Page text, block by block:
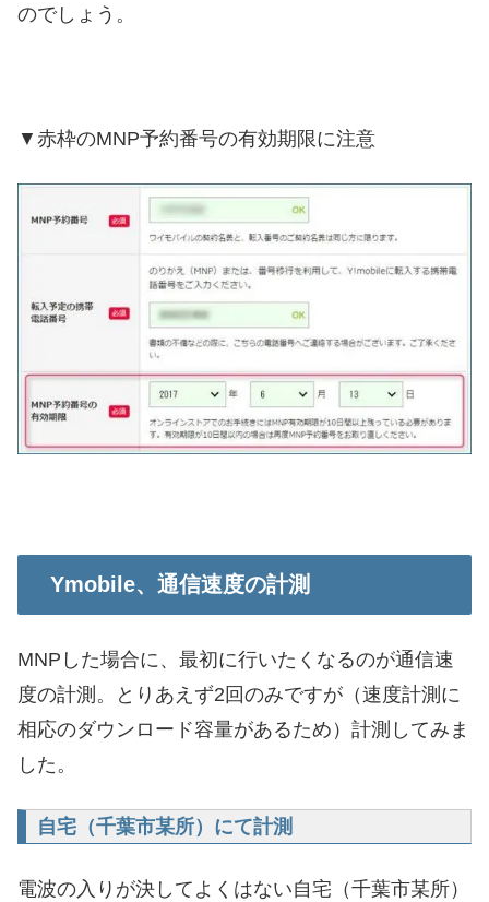
のでしょう。
▼赤枠のMNP予約番号の有効期限に注意
Ymobile、通信速度の計測
MNPした場合に、最初に行いたくなるのが通信速
度の計測。とりあえず2回のみですが（速度計測に
相応のダウンロード容量があるため）計測してみま
した。
自宅（千葉市某所）にて計測
電波の入りが決してよくはない自宅（千葉市某所）